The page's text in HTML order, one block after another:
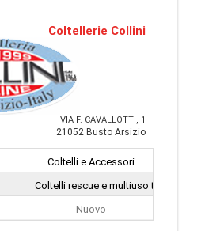
Coltellerie Collini
VIA F. CAVALLOTTI, 1
21052 Busto Arsizio
Coltelli e Accessori
Coltelli rescue e multiuso tattici
Nuovo